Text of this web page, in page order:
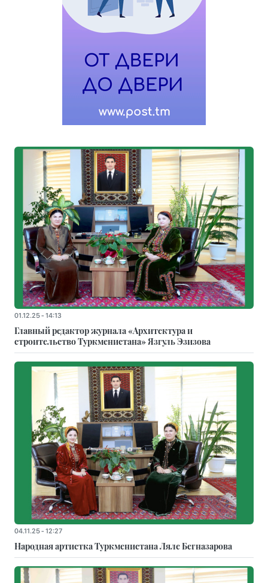
01.12.25 - 14:13
Главный редактор журнала «Архитектура и
строительство Туркменистана» Язгуль Эзизова
04.11.25 - 12:27
Народная артистка Туркменистана Ляле Бегназарова